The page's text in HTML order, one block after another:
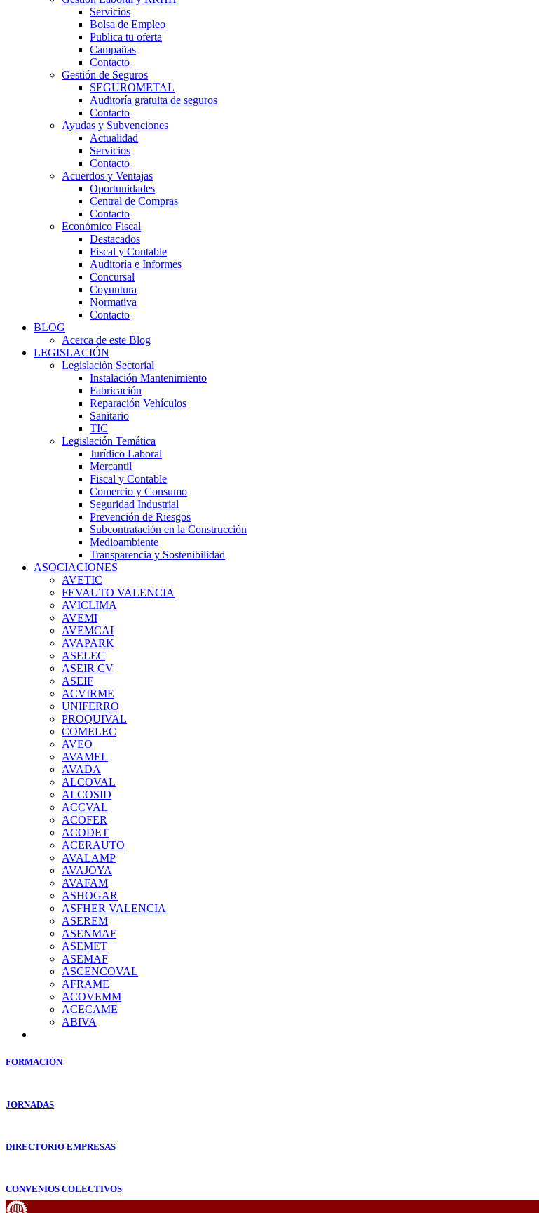
Servicios
Bolsa de Empleo
Publica tu oferta
Campañas
Contacto
Gestión de Seguros
SEGUROMETAL
Auditoría gratuita de seguros
Contacto
Ayudas y Subvenciones
Actualidad
Servicios
Contacto
Acuerdos y Ventajas
Oportunidades
Central de Compras
Contacto
Económico Fiscal
Destacados
Fiscal y Contable
Auditoría e Informes
Concursal
Coyuntura
Normativa
Contacto
BLOG
Acerca de este Blog
LEGISLACIÓN
Legislación Sectorial
Instalación Mantenimiento
Fabricación
Reparación Vehículos
Sanitario
TIC
Legislación Temática
Jurídico Laboral
Mercantil
Fiscal y Contable
Comercio y Consumo
Seguridad Industrial
Prevención de Riesgos
Subcontratación en la Construcción
Medioambiente
Transparencia y Sostenibilidad
ASOCIACIONES
AVETIC
FEVAUTO VALENCIA
AVICLIMA
AVEMI
AVEMCAI
AVAPARK
ASELEC
ASEIR CV
ASEIF
ACVIRME
UNIFERRO
PROQUIVAL
COMELEC
AVEO
AVAMEL
AVADA
ALCOVAL
ALCOSID
ACCVAL
ACOFER
ACODET
ACERAUTO
AVALAMP
AVAJOYA
AVAFAM
ASHOGAR
ASFHER VALENCIA
ASEREM
ASENMAF
ASEMET
ASEMAF
ASCENCOVAL
AFRAME
ACOVEMM
ACECAME
ABIVA
FORMACIÓN
JORNADAS
DIRECTORIO EMPRESAS
CONVENIOS COLECTIVOS